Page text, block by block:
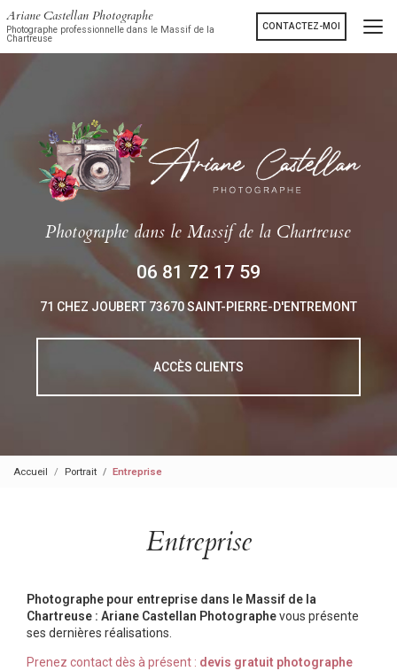
au
contenu
Ariane Castellan Photographe
Photographe professionnelle dans le Massif de la
Chartreuse
CONTACTEZ-MOI
Photographedans le Massif de la Chartreuse
06 81 72 17 59
71 CHEZ JOUBERT 73670 SAINT-PIERRE-D'ENTREMONT
ACCÈS CLIENTS
Accueil Portrait Entreprise
Entreprise
Photographe pour entreprise dans le Massif de la
Chartreuse : Ariane Castellan Photographevous présente
ses dernières réalisations.
Prenez contact dès à présent : devis gratuit photographe